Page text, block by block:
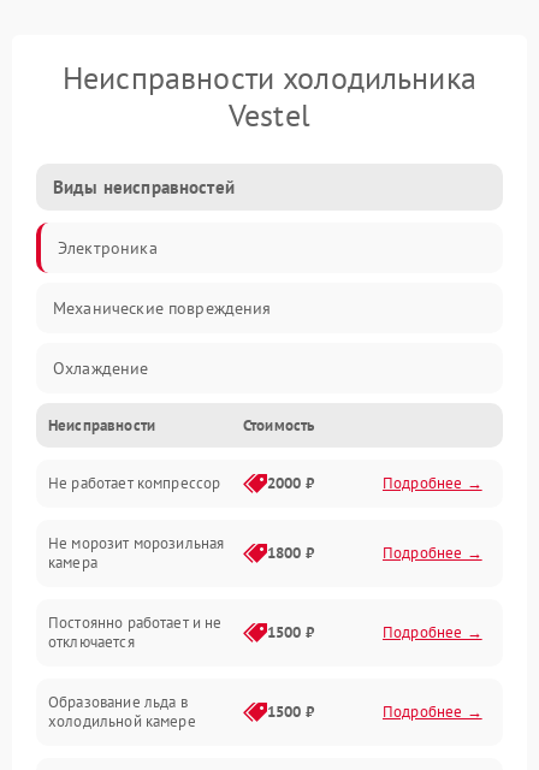
Неисправности холодильника
Vestel
Виды неисправностей
Электроника
Механические повреждения
Охлаждение
Механика
Электропитание
Дренаж
Неисправности Стоимость
Не работает компрессор 2000 ₽ Подробнее →
Не морозит морозильная
камера
1800 ₽ Подробнее →
Постоянно работает и не
отключается
1500 ₽ Подробнее →
Образование льда в
холодильной камере
1500 ₽ Подробнее →